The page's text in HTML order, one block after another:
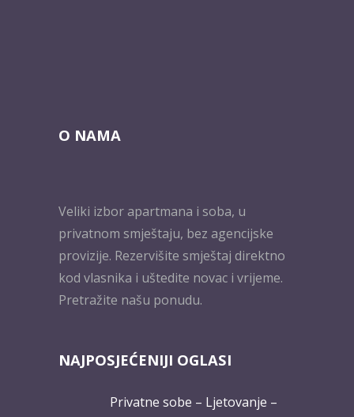
O NAMA
Veliki izbor apartmana i soba, u
privatnom smještaju, bez agencijske
provizije. Rezervišite smještaj direktno
kod vlasnika i uštedite novac i vrijeme.
Pretražite našu ponudu.
NAJPOSJEĆENIJI OGLASI
Privatne sobe – Ljetovanje –